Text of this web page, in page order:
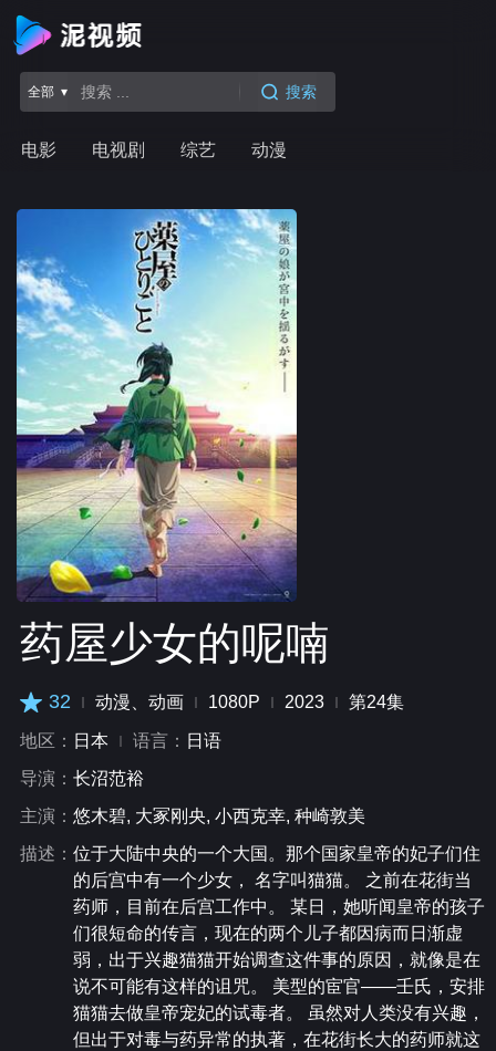
电影 电视剧 综艺 动漫
全部 ▾ 搜索
药屋少女的呢喃
32 动漫、动画 1080P 2023 第24集
地区： 日本 语言： 日语
导演： 长沼范裕
主演： 悠木碧, 大冢刚央, 小西克幸, 种崎敦美
描述： 位于大陆中央的一个大国。那个国家皇帝的妃子们住
的后宫中有一个少女， 名字叫猫猫。 之前在花街当
药师，目前在后宫工作中。 某日，她听闻皇帝的孩子
们很短命的传言，现在的两个儿子都因病而日渐虚
弱，出于兴趣猫猫开始调查这件事的原因，就像是在
说不可能有这样的诅咒。 美型的宦官——壬氏，安排
猫猫去做皇帝宠妃的试毒者。 虽然对人类没有兴趣，
但出于对毒与药异常的执著，在花街长大的药师就这